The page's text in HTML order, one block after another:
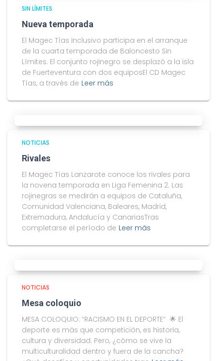
SIN LÍMITES
Nueva temporada
El Magec Tías Inclusivo participa en el arranque
de la cuarta temporada de Baloncesto Sin
Límites. El conjunto rojinegro se desplazó a la isla
de Fuerteventura con dos equiposEl CD Magec
Tías, a través de Leer más
NOTICIAS
Rivales
El Magec Tías Lanzarote conoce los rivales para
la novena temporada en Liga Femenina 2. Las
rojinegras se medirán a equipos de Cataluña,
Comunidad Valenciana, Baleares, Madrid,
Extremadura, Andalucía y CanariasTras
completarse el período de Leer más
NOTICIAS
Mesa coloquio
MESA COLOQUIO: “RACISMO EN EL DEPORTE“ 🌟 El
deporte es más que competición, es historia,
cultura y diversidad. Pero, ¿cómo se vive la
multiculturalidad dentro y fuera de la cancha?